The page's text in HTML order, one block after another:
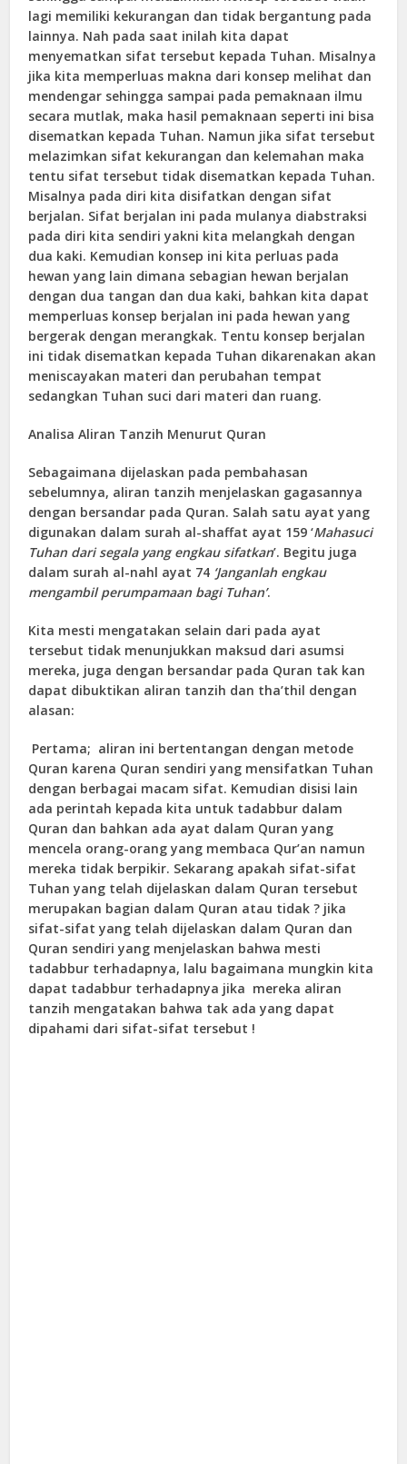
lagi memiliki kekurangan dan tidak bergantung pada
lainnya. Nah pada saat inilah kita dapat
menyematkan sifat tersebut kepada Tuhan. Misalnya
jika kita memperluas makna dari konsep melihat dan
mendengar sehingga sampai pada pemaknaan ilmu
secara mutlak, maka hasil pemaknaan seperti ini bisa
disematkan kepada Tuhan. Namun jika sifat tersebut
melazimkan sifat kekurangan dan kelemahan maka
tentu sifat tersebut tidak disematkan kepada Tuhan.
Misalnya pada diri kita disifatkan dengan sifat
berjalan. Sifat berjalan ini pada mulanya diabstraksi
pada diri kita sendiri yakni kita melangkah dengan
dua kaki. Kemudian konsep ini kita perluas pada
hewan yang lain dimana sebagian hewan berjalan
dengan dua tangan dan dua kaki, bahkan kita dapat
memperluas konsep berjalan ini pada hewan yang
bergerak dengan merangkak. Tentu konsep berjalan
ini tidak disematkan kepada Tuhan dikarenakan akan
meniscayakan materi dan perubahan tempat
sedangkan Tuhan suci dari materi dan ruang.
Analisa Aliran Tanzih Menurut Quran
Sebagaimana dijelaskan pada pembahasan
sebelumnya, aliran tanzih menjelaskan gagasannya
dengan bersandar pada Quran. Salah satu ayat yang
digunakan dalam surah al-shaffat ayat 159 ‘Mahasuci
Tuhan dari segala yang engkau sifatkan’. Begitu juga
dalam surah al-nahl ayat 74 ‘Janganlah engkau
mengambil perumpamaan bagi Tuhan’.
Kita mesti mengatakan selain dari pada ayat
tersebut tidak menunjukkan maksud dari asumsi
mereka, juga dengan bersandar pada Quran tak kan
dapat dibuktikan aliran tanzih dan tha’thil dengan
alasan:
Pertama; aliran ini bertentangan dengan metode
Quran karena Quran sendiri yang mensifatkan Tuhan
dengan berbagai macam sifat. Kemudian disisi lain
ada perintah kepada kita untuk tadabbur dalam
Quran dan bahkan ada ayat dalam Quran yang
mencela orang-orang yang membaca Qur’an namun
mereka tidak berpikir. Sekarang apakah sifat-sifat
Tuhan yang telah dijelaskan dalam Quran tersebut
merupakan bagian dalam Quran atau tidak ? jika
sifat-sifat yang telah dijelaskan dalam Quran dan
Quran sendiri yang menjelaskan bahwa mesti
tadabbur terhadapnya, lalu bagaimana mungkin kita
dapat tadabbur terhadapnya jika mereka aliran
tanzih mengatakan bahwa tak ada yang dapat
dipahami dari sifat-sifat tersebut !